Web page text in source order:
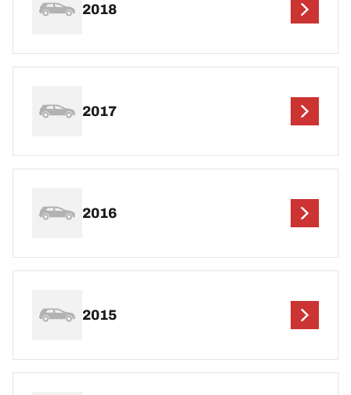
2018
2017
2016
2015